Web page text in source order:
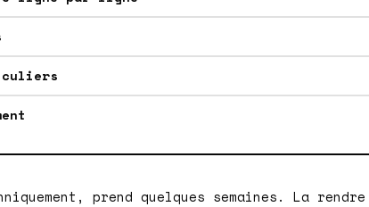
prend quelques semaines. La rendre